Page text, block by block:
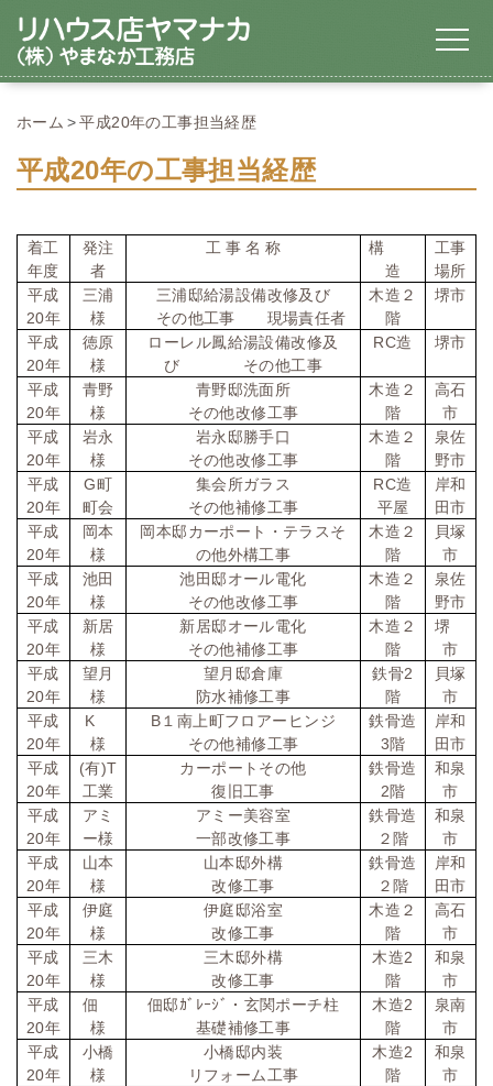
ホーム 平成20年の工事担当経歴
平成20年の工事担当経歴
着工
年度
発注
者
工 事 名 称
構
造
工事
場所
平成
20年
三浦
様
三浦邸給湯設備改修及び
その他工事 現場責任者
木造２
階
堺市
平成
20年
徳原
様
ローレル鳳給湯設備改修及
び その他工事
RC造 堺市
平成
20年
青野
様
青野邸洗面所
その他改修工事
木造２
階
高石
市
平成
20年
岩永
様
岩永邸勝手口
その他改修工事
木造２
階
泉佐
野市
平成
20年
G町
町会
集会所ガラス
その他補修工事
RC造
平屋
岸和
田市
平成
20年
岡本
様
岡本邸カーポート・テラスそ
の他外構工事
木造２
階
貝塚
市
平成
20年
池田
様
池田邸オール電化
その他改修工事
木造２
階
泉佐
野市
平成
20年
新居
様
新居邸オール電化
その他補修工事
木造２
階
堺
市
平成
20年
望月
様
望月邸倉庫
防水補修工事
鉄骨2
階
貝塚
市
平成
20年
K
様
B１南上町フロアーヒンジ
その他補修工事
鉄骨造
3階
岸和
田市
平成
20年
(有)T
工業
カーポートその他
復旧工事
鉄骨造
2階
和泉
市
平成
20年
アミ
ー様
アミー美容室
一部改修工事
鉄骨造
２階
和泉
市
平成
20年
山本
様
山本邸外構
改修工事
鉄骨造
２階
岸和
田市
平成
20年
伊庭
様
伊庭邸浴室
改修工事
木造２
階
高石
市
平成
20年
三木
様
三木邸外構
改修工事
木造2
階
和泉
市
平成
20年
佃
様
佃邸ｶﾞﾚｰｼﾞ・玄関ポーチ柱
基礎補修工事
木造2
階
泉南
市
平成
20年
小橋
様
小橋邸内装
リフォーム工事
木造2
階
和泉
市